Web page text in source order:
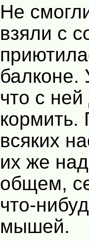
Не
взяли с
балконе.
что с
кормить.
всяких
их же
общем,
что-
мышей.